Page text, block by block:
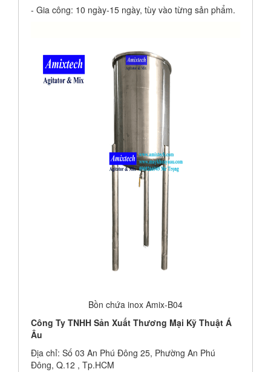
- Gia công: 10 ngày-15 ngày, tùy vào từng sản phẩm.
Bồn chứa inox Amix-B04
Công Ty TNHH Sản Xuất Thương Mại Kỹ Thuật Á
Âu
Địa chỉ: Số 03 An Phú Đông 25, Phường An Phú
Đông, Q.12 , Tp.HCM